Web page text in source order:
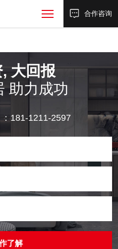
合作咨询
大回报
助力成功
181-1211-2597
了解